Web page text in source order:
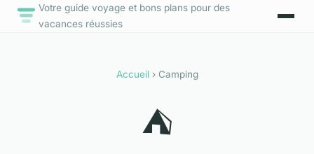
Votre guide voyage et bons plans pour des
vacances réussies
Accueil› Camping
⛺